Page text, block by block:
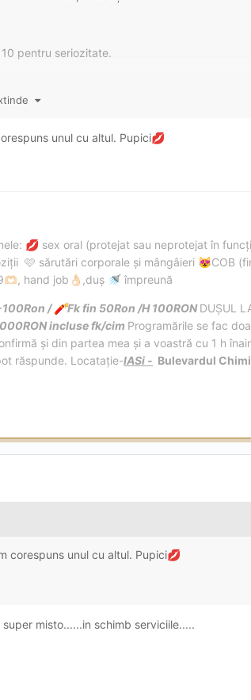
pentru seriozitate.
ca era curata.
si inutil FK-ul care e o baliverna , niște
futului a fost super de gașca, vesela,
unul cu altul. Pupici💋
💋 sex oral (protejat sau neprotejat în
🩷 sărutări corporale și mângâieri 😻COB
🫶🏻, hand job 👌🏻 ,duș 🚿 împreună
/🧨Fk fin 50Ron /H 100RONDUȘUL
incluse fk/cim Programările se fac
și din partea mea și a voastră cu 1 h
răspunde. Locatație-IASi - Bulevardul
corespuns unul cu altul. Pupici💋
misto......in schimb serviciile.....